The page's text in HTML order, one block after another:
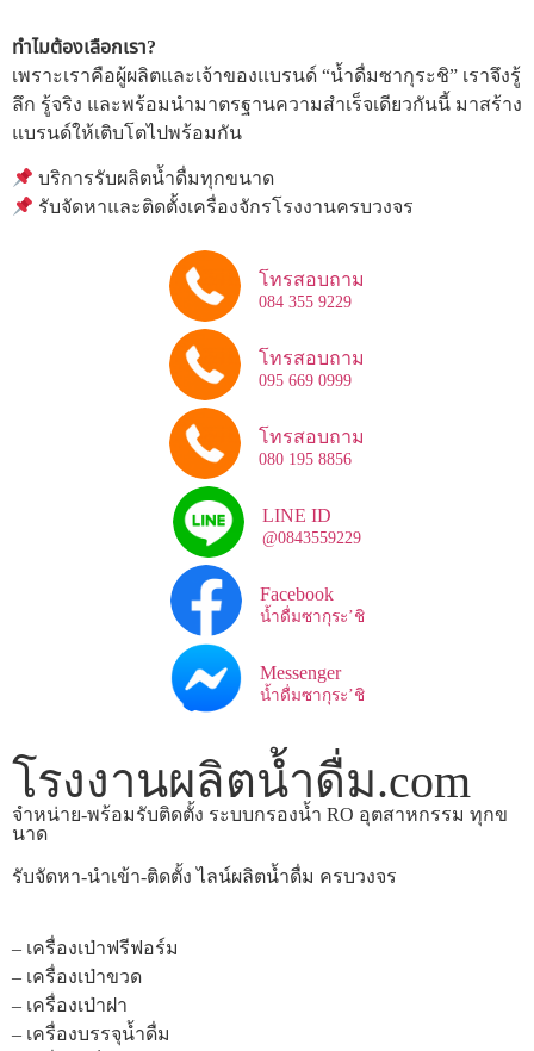
ทำไมต้องเลือกเรา?
เพราะเราคือผู้ผลิตและเจ้าของแบรนด์ “น้ำดื่มซากุระชิ” เราจึงรู้
ลึก รู้จริง และพร้อมนำมาตรฐานความสำเร็จเดียวกันนี้ มาสร้าง
แบรนด์ให้เติบโตไปพร้อมกัน
บริการรับผลิตน้ำดื่มทุกขนาด
รับจัดหาและติดตั้งเครื่องจักรโรงงานครบวงจร
โทรสอบถาม
084 355 9229
โทรสอบถาม
095 669 0999
โทรสอบถาม
080 195 8856
LINE ID
@0843559229
Facebook
น้ำดื่มซากุระ’ชิ
Messenger
น้ำดื่มซากุระ’ชิ
โรงงานผลิตน้ำดื่ม.com
จำหน่าย-พร้อมรับติดตั้ง ระบบกรองน้ำ RO อุตสาหกรรม ทุกข
นาด
รับจัดหา-นำเข้า-ติดตั้ง ไลน์ผลิตน้ำดื่ม ครบวงจร
– เครื่องเป่าฟรีฟอร์ม
– เครื่องเป่าขวด
– เครื่องเป่าฝา
– เครื่องบรรจุน้ำดื่ม